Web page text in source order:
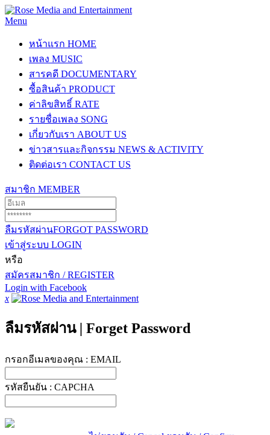
Menu
หน้าแรก HOME
เพลง MUSIC
สารคดี DOCUMENTARY
ซื้อสินค้า PRODUCT
ค่าลิขสิทธิ์ RATE
รายชื่อเพลง SONG
เกี่ยวกับเรา ABOUT US
ข่าวสารและกิจกรรม NEWS & ACTIVITY
ติดต่อเรา CONTACT US
สมาชิก MEMBER
ลืมรหัสผ่านFORGOT PASSWORD
เข้าสู่ระบบ LOGIN
หรือ
สมัครสมาชิก / REGISTER
Login with Facebook
x
ลืมรหัสผ่าน | Forget Password
กรอกอีเมลของคุณ : EMAIL
รหัสยืนยัน : CAPCHA